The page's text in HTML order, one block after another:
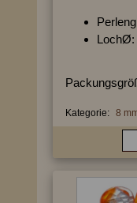
LochØ:
Kategorie: 8